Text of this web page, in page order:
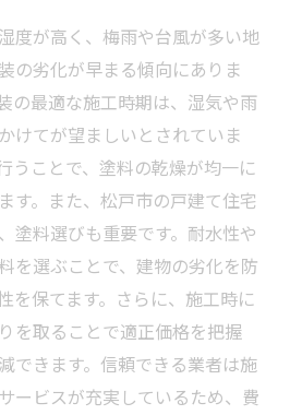
度が高く、梅雨や台風が多い地
の劣化が早まる傾向にありま
の最適な施工時期は、湿気や雨
けてが望ましいとされていま
うことで、塗料の乾燥が均一に
す。また、松戸市の戸建て住宅
塗料選びも重要です。耐水性や
を選ぶことで、建物の劣化を防
を保てます。さらに、施工時に
を取ることで適正価格を把握
できます。信頼できる業者は施
ービスが充実しているため、費